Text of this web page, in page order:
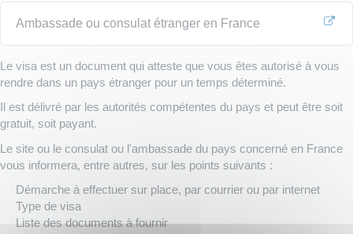
Ambassade ou consulat étranger en France
Le visa est un document qui atteste que vous êtes autorisé à vous
rendre dans un pays étranger pour un temps déterminé.
Il est délivré par les autorités compétentes du pays et peut être soit
gratuit, soit payant.
Le site ou le consulat ou l'ambassade du pays concerné en France
vous informera, entre autres, sur les points suivants :
Démarche à effectuer sur place, par courrier ou par internet
Type de visa
Liste des documents à fournir